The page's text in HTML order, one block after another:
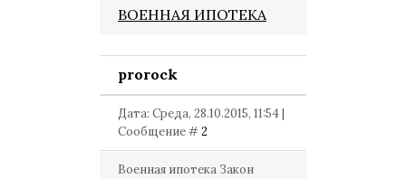
ВОЕННАЯ ИПОТЕКА
prorock
Дата: Среда, 28.10.2015, 11:54 |
Сообщение #2
Военная ипотека Закон